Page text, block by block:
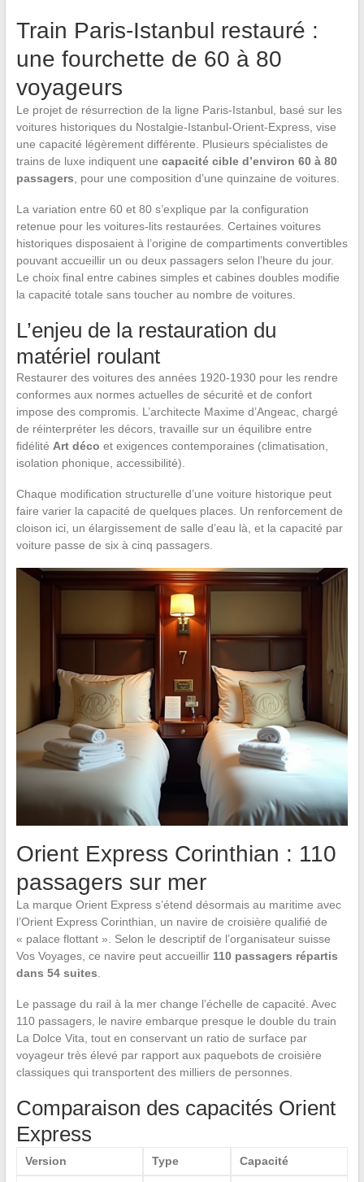
Train Paris-Istanbul restauré :
une fourchette de 60 à 80
voyageurs
Le projet de résurrection de la ligne Paris-Istanbul, basé sur les
voitures historiques du Nostalgie-Istanbul-Orient-Express, vise
une capacité légèrement différente. Plusieurs spécialistes de
trains de luxe indiquent une capacité cible d’environ 60 à 80
passagers , pour une composition d’une quinzaine de voitures.
La variation entre 60 et 80 s’explique par la configuration
retenue pour les voitures-lits restaurées. Certaines voitures
historiques disposaient à l’origine de compartiments convertibles
pouvant accueillir un ou deux passagers selon l’heure du jour.
Le choix final entre cabines simples et cabines doubles modifie
la capacité totale sans toucher au nombre de voitures.
L’enjeu de la restauration du
matériel roulant
Restaurer des voitures des années 1920-1930 pour les rendre
conformes aux normes actuelles de sécurité et de confort
impose des compromis. L’architecte Maxime d’Angeac, chargé
de réinterpréter les décors, travaille sur un équilibre entre
fidélité Art déco et exigences contemporaines (climatisation,
isolation phonique, accessibilité).
Chaque modification structurelle d’une voiture historique peut
faire varier la capacité de quelques places. Un renforcement de
cloison ici, un élargissement de salle d’eau là, et la capacité par
voiture passe de six à cinq passagers.
Orient Express Corinthian : 110
passagers sur mer
La marque Orient Express s’étend désormais au maritime avec
l’Orient Express Corinthian, un navire de croisière qualifié de
« palace flottant ». Selon le descriptif de l’organisateur suisse
Vos Voyages, ce navire peut accueillir 110 passagers répartis
dans 54 suites.
Le passage du rail à la mer change l’échelle de capacité. Avec
110 passagers, le navire embarque presque le double du train
La Dolce Vita, tout en conservant un ratio de surface par
voyageur très élevé par rapport aux paquebots de croisière
classiques qui transportent des milliers de personnes.
Comparaison des capacités Orient
Express
Version Type Capacité